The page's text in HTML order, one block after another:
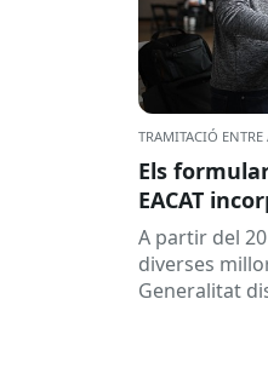
TRAMITACIÓ
Els
EACAT
la
A partir del
diverses
Generalitat